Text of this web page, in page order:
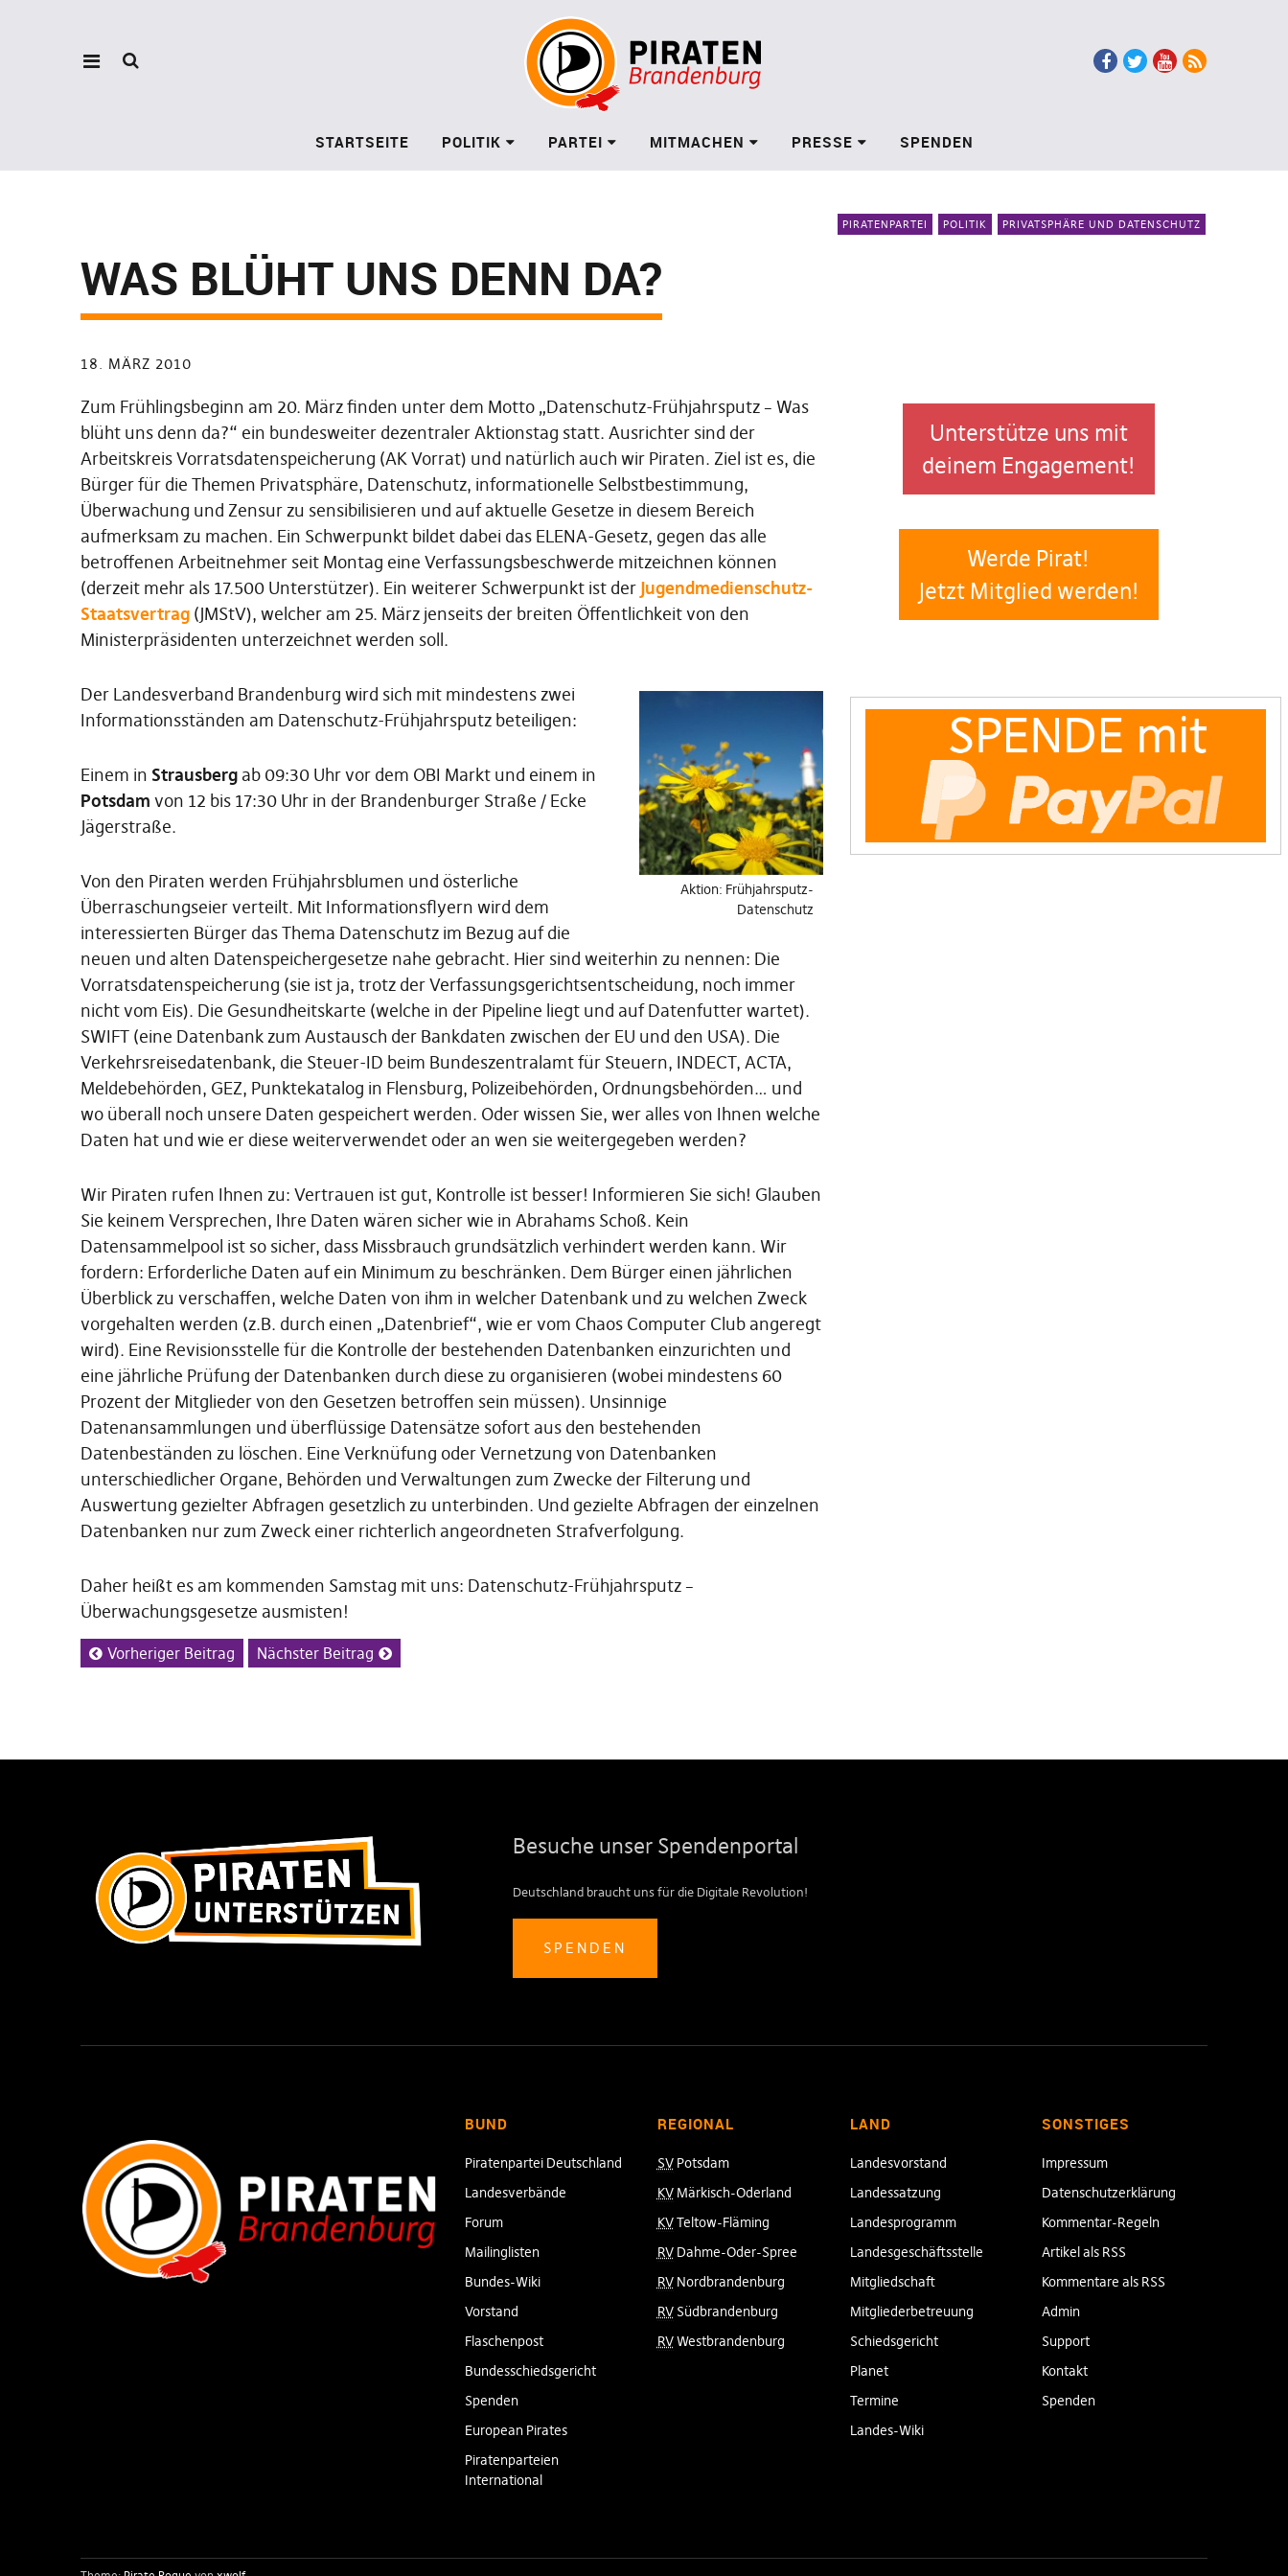
STARTSEITE POLITIK PARTEI MITMACHEN PRESSE SPENDEN
PIRATENPARTEI POLITIK PRIVATSPHÄRE UND DATENSCHUTZ
WAS BLÜHT UNS DENN DA?
18. MÄRZ 2010
Zum Frühlingsbeginn am 20. März finden unter dem Motto „Datenschutz-Frühjahrsputz – Was
blüht uns denn da?“ ein bundesweiter dezentraler Aktionstag statt. Ausrichter sind der
Arbeitskreis Vorratsdatenspeicherung (AK Vorrat) und natürlich auch wir Piraten. Ziel ist es, die
Bürger für die Themen Privatsphäre, Datenschutz, informationelle Selbstbestimmung,
Überwachung und Zensur zu sensibilisieren und auf aktuelle Gesetze in diesem Bereich
aufmerksam zu machen. Ein Schwerpunkt bildet dabei das ELENA-Gesetz, gegen das alle
betroffenen Arbeitnehmer seit Montag eine Verfassungsbeschwerde mitzeichnen können
(derzeit mehr als 17.500 Unterstützer). Ein weiterer Schwerpunkt ist der Jugendmedienschutz-
Staatsvertrag (JMStV), welcher am 25. März jenseits der breiten Öffentlichkeit von den
Ministerpräsidenten unterzeichnet werden soll.
Aktion: Frühjahrsputz-
Datenschutz
Der Landesverband Brandenburg wird sich mit mindestens zwei
Informationsständen am Datenschutz-Frühjahrsputz beteiligen:
Einem in Strausberg ab 09:30 Uhr vor dem OBI Markt und einem in
Potsdam von 12 bis 17:30 Uhr in der Brandenburger Straße / Ecke
Jägerstraße.
Von den Piraten werden Frühjahrsblumen und österliche
Überraschungseier verteilt. Mit Informationsflyern wird dem
interessierten Bürger das Thema Datenschutz im Bezug auf die
neuen und alten Datenspeichergesetze nahe gebracht. Hier sind weiterhin zu nennen: Die
Vorratsdatenspeicherung (sie ist ja, trotz der Verfassungsgerichtsentscheidung, noch immer
nicht vom Eis). Die Gesundheitskarte (welche in der Pipeline liegt und auf Datenfutter wartet).
SWIFT (eine Datenbank zum Austausch der Bankdaten zwischen der EU und den USA). Die
Verkehrsreisedatenbank, die Steuer-ID beim Bundeszentralamt für Steuern, INDECT, ACTA,
Meldebehörden, GEZ, Punktekatalog in Flensburg, Polizeibehörden, Ordnungsbehörden… und
wo überall noch unsere Daten gespeichert werden. Oder wissen Sie, wer alles von Ihnen welche
Daten hat und wie er diese weiterverwendet oder an wen sie weitergegeben werden?
Wir Piraten rufen Ihnen zu: Vertrauen ist gut, Kontrolle ist besser! Informieren Sie sich! Glauben
Sie keinem Versprechen, Ihre Daten wären sicher wie in Abrahams Schoß. Kein
Datensammelpool ist so sicher, dass Missbrauch grundsätzlich verhindert werden kann. Wir
fordern: Erforderliche Daten auf ein Minimum zu beschränken. Dem Bürger einen jährlichen
Überblick zu verschaffen, welche Daten von ihm in welcher Datenbank und zu welchen Zweck
vorgehalten werden (z.B. durch einen „Datenbrief“, wie er vom Chaos Computer Club angeregt
wird). Eine Revisionsstelle für die Kontrolle der bestehenden Datenbanken einzurichten und
eine jährliche Prüfung der Datenbanken durch diese zu organisieren (wobei mindestens 60
Prozent der Mitglieder von den Gesetzen betroffen sein müssen). Unsinnige
Datenansammlungen und überflüssige Datensätze sofort aus den bestehenden
Datenbeständen zu löschen. Eine Verknüfung oder Vernetzung von Datenbanken
unterschiedlicher Organe, Behörden und Verwaltungen zum Zwecke der Filterung und
Auswertung gezielter Abfragen gesetzlich zu unterbinden. Und gezielte Abfragen der einzelnen
Datenbanken nur zum Zweck einer richterlich angeordneten Strafverfolgung.
Daher heißt es am kommenden Samstag mit uns: Datenschutz-Frühjahrsputz –
Überwachungsgesetze ausmisten!
Vorheriger Beitrag Nächster Beitrag
Unterstütze uns mit
deinem Engagement!
Werde Pirat!
Jetzt Mitglied werden!
Besuche unser Spendenportal
Deutschland braucht uns für die Digitale Revolution!
SPENDEN
BUND
Piratenpartei Deutschland
Landesverbände
Forum
Mailinglisten
Bundes-Wiki
Vorstand
Flaschenpost
Bundesschiedsgericht
Spenden
European Pirates
Piratenparteien
International
REGIONAL
SVPotsdam
KVMärkisch-Oderland
KVTeltow-Fläming
RVDahme-Oder-Spree
RVNordbrandenburg
RVSüdbrandenburg
RVWestbrandenburg
LAND
Landesvorstand
Landessatzung
Landesprogramm
Landesgeschäftsstelle
Mitgliedschaft
Mitgliederbetreuung
Schiedsgericht
Planet
Termine
Landes-Wiki
SONSTIGES
Impressum
Datenschutzerklärung
Kommentar-Regeln
Artikel als RSS
Kommentare als RSS
Admin
Support
Kontakt
Spenden